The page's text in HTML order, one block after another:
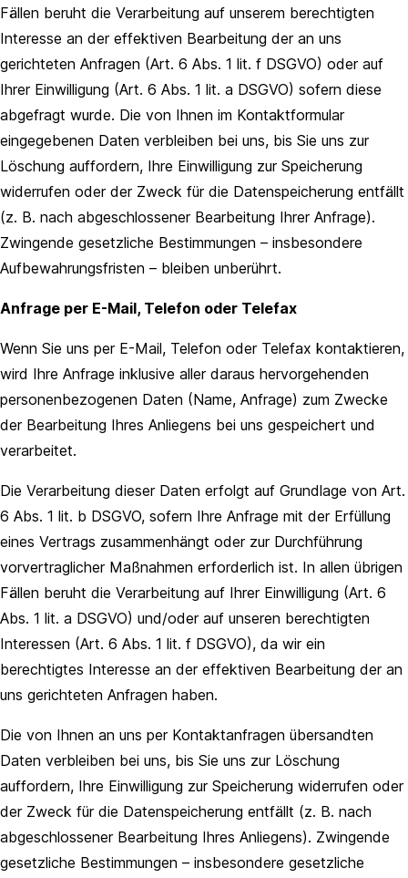
Fällen beruht die Verarbeitung auf unserem berechtigten
Interesse an der effektiven Bearbeitung der an uns
gerichteten Anfragen (Art. 6 Abs. 1 lit. f DSGVO) oder auf
Ihrer Einwilligung (Art. 6 Abs. 1 lit. a DSGVO) sofern diese
abgefragt wurde. Die von Ihnen im Kontaktformular
eingegebenen Daten verbleiben bei uns, bis Sie uns zur
Löschung auffordern, Ihre Einwilligung zur Speicherung
widerrufen oder der Zweck für die Datenspeicherung entfällt
(z. B. nach abgeschlossener Bearbeitung Ihrer Anfrage).
Zwingende gesetzliche Bestimmungen – insbesondere
Aufbewahrungsfristen – bleiben unberührt.
Anfrage per E-Mail, Telefon oder Telefax
Wenn Sie uns per E-Mail, Telefon oder Telefax kontaktieren,
wird Ihre Anfrage inklusive aller daraus hervorgehenden
personenbezogenen Daten (Name, Anfrage) zum Zwecke
der Bearbeitung Ihres Anliegens bei uns gespeichert und
verarbeitet.
Die Verarbeitung dieser Daten erfolgt auf Grundlage von Art.
6 Abs. 1 lit. b DSGVO, sofern Ihre Anfrage mit der Erfüllung
eines Vertrags zusammenhängt oder zur Durchführung
vorvertraglicher Maßnahmen erforderlich ist. In allen übrigen
Fällen beruht die Verarbeitung auf Ihrer Einwilligung (Art. 6
Abs. 1 lit. a DSGVO) und/oder auf unseren berechtigten
Interessen (Art. 6 Abs. 1 lit. f DSGVO), da wir ein
berechtigtes Interesse an der effektiven Bearbeitung der an
uns gerichteten Anfragen haben.
Die von Ihnen an uns per Kontaktanfragen übersandten
Daten verbleiben bei uns, bis Sie uns zur Löschung
auffordern, Ihre Einwilligung zur Speicherung widerrufen oder
der Zweck für die Datenspeicherung entfällt (z. B. nach
abgeschlossener Bearbeitung Ihres Anliegens). Zwingende
gesetzliche Bestimmungen – insbesondere gesetzliche